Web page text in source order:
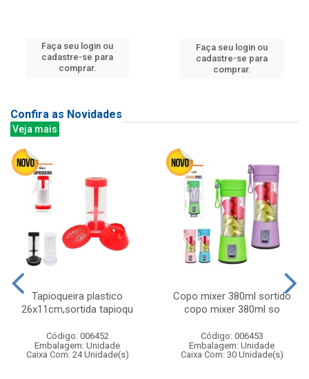
Faça seu login ou
cadastre-se para
comprar.
Faça seu login ou
cadastre-se para
comprar.
Confira as Novidades
Veja mais
Tapioqueira plastico
26x11cm,sortida tapioqu
Código: 006452
Embalagem: Unidade
Caixa Com: 24 Unidade(s)
Copo mixer 380ml sortido
copo mixer 380ml so
Código: 006453
Embalagem: Unidade
Caixa Com: 30 Unidade(s)